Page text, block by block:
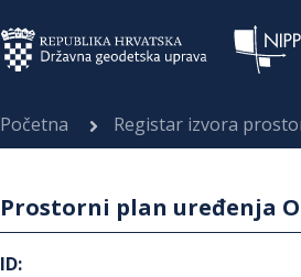
Početna Registar izvora
Prostorni plan uređenja
ID: